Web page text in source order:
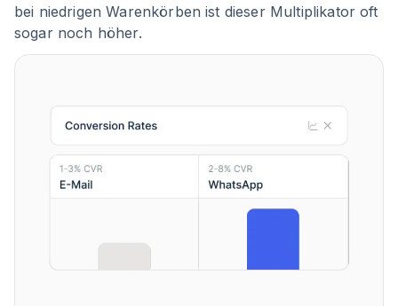
bei niedrigen Warenkörben ist dieser Multiplikator oft
sogar noch höher.